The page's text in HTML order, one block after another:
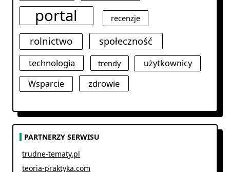
portal recenzje
rolnictwo społeczność
technologia trendy
użytkownicy
Wsparcie
zdrowie
PARTNERZY SERWISU
trudne-tematy.pl
teoria-praktyka.com